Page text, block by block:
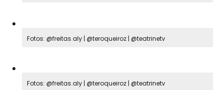
Fotos: @freitas.aly | @teroqueiroz | @teatrinetv
Fotos: @freitas.aly | @teroqueiroz | @teatrinetv